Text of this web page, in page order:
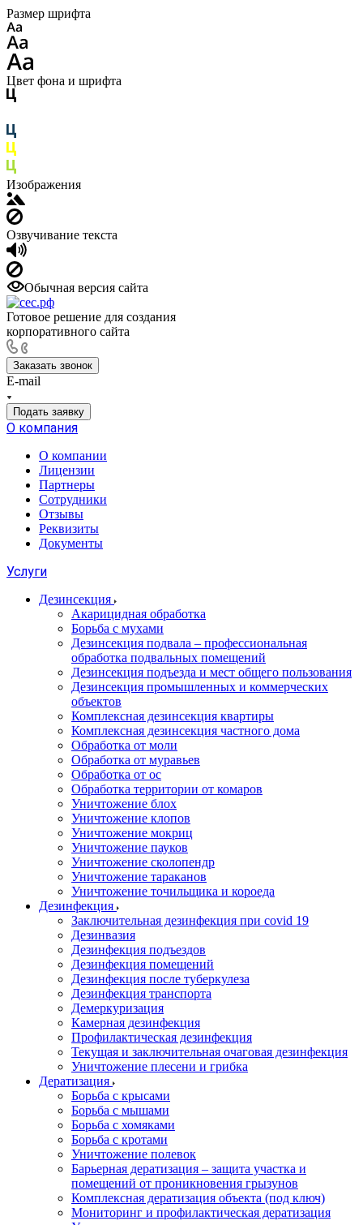
Размер шрифта
Цвет фона и шрифта
Изображения
Озвучивание текста
Обычная версия сайта
Готовое решение для создания
корпоративного сайта
Заказать звонок
E-mail
Подать заявку
О компания
О компании
Лицензии
Партнеры
Сотрудники
Отзывы
Реквизиты
Документы
Услуги
Дезинсекция
Акарицидная обработка
Борьба с мухами
Дезинсекция подвала – профессиональная
обработка подвальных помещений
Дезинсекция подъезда и мест общего пользования
Дезинсекция промышленных и коммерческих
объектов
Комплексная дезинсекция квартиры
Комплексная дезинсекция частного дома
Обработка от моли
Обработка от муравьев
Обработка от ос
Обработка территории от комаров
Уничтожение блох
Уничтожение клопов
Уничтожение мокриц
Уничтожение пауков
Уничтожение сколопендр
Уничтожение тараканов
Уничтожение точильщика и короеда
Дезинфекция
Заключительная дезинфекция при covid 19
Дезинвазия
Дезинфекция подъездов
Дезинфекция помещений
Дезинфекция после туберкулеза
Дезинфекция транспорта
Демеркуризация
Камерная дезинфекция
Профилактическая дезинфекция
Текущая и заключительная очаговая дезинфекция
Уничтожение плесени и грибка
Дератизация
Борьба с крысами
Борьба с мышами
Борьба с хомяками
Борьба с кротами
Уничтожение полевок
Барьерная дератизация – защита участка и
помещений от проникновения грызунов
Комплексная дератизация объекта (под ключ)
Мониторинг и профилактическая дератизация